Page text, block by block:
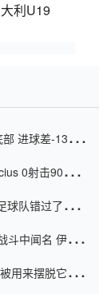
利U19
进球差-13令人
0射击90分钟
队错过了世界
斗中闻名 伊万放
用来摆脱它